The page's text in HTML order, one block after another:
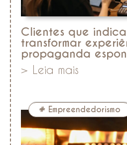
Clientes que
transformar
propaganda
> Leia mais
# Empreendedorismo